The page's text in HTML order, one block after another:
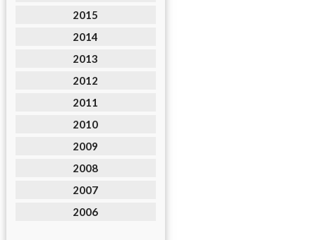
2015
2014
2013
2012
2011
2010
2009
2008
2007
2006